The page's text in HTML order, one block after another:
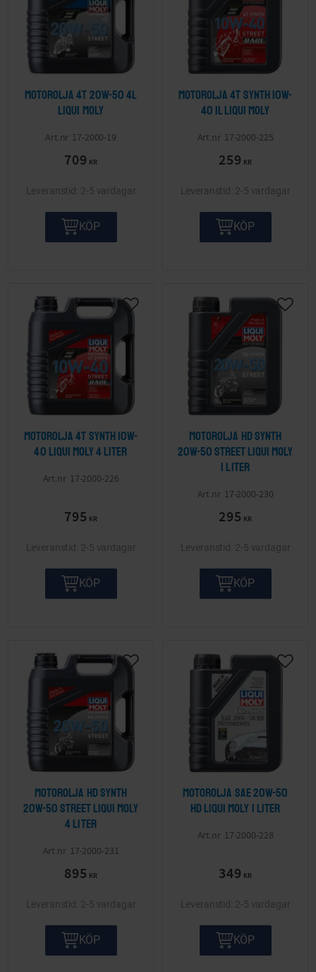
Motorolja 4T 20W-50 4L
LIQUI MOLY
17-2000-19
709 KR
2-5 vardagar
KÖP
Motorolja 4T Synth 10W-
40 1l LIQUI MOLY
17-2000-225
259 KR
2-5 vardagar
KÖP
Motorolja 4T Synth 10W-
40 LIQUI MOLY 4 liter
17-2000-226
795 KR
Lägg till i önskelista
2-5 vardagar
KÖP
Motorolja Hd Synth
20W-50 Street LIQUI MOLY
1 liter
17-2000-230
295 KR
Lägg
2-5 vardagar
KÖP
Motorolja Hd Synth
20W-50 Street LIQUI MOLY
4 liter
17-2000-231
895 KR
Lägg till i önskelista
2-5 vardagar
KÖP
Motorolja Sae 20W-50
Hd LIQUI MOLY 1 liter
17-2000-228
349 KR
Lägg
2-5 vardagar
KÖP